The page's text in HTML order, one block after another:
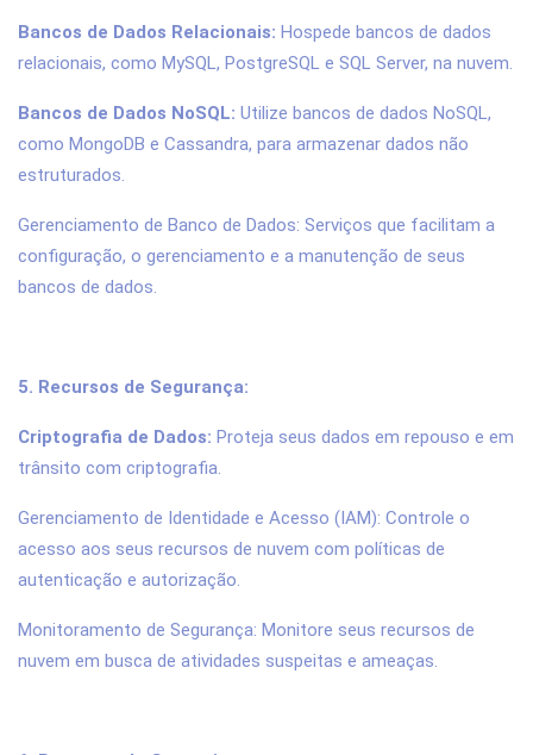
Bancos de Dados Relacionais: Hospede bancos de dados
relacionais, como MySQL, PostgreSQL e SQL Server, na nuvem.
Bancos de Dados NoSQL: Utilize bancos de dados NoSQL,
como MongoDB e Cassandra, para armazenar dados não
estruturados.
Gerenciamento de Banco de Dados: Serviços que facilitam a
configuração, o gerenciamento e a manutenção de seus
bancos de dados.
5. Recursos de Segurança:
Criptografia de Dados: Proteja seus dados em repouso e em
trânsito com criptografia.
Gerenciamento de Identidade e Acesso (IAM): Controle o
acesso aos seus recursos de nuvem com políticas de
autenticação e autorização.
Monitoramento de Segurança: Monitore seus recursos de
nuvem em busca de atividades suspeitas e ameaças.